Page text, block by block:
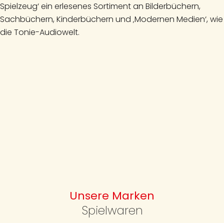
Spielzeug‘ ein erlesenes Sortiment an Bilderbüchern,
Sachbüchern, Kinderbüchern und ‚Modernen Medien‘, wie
die Tonie-Audiowelt.
Unsere Marken
Spielwaren